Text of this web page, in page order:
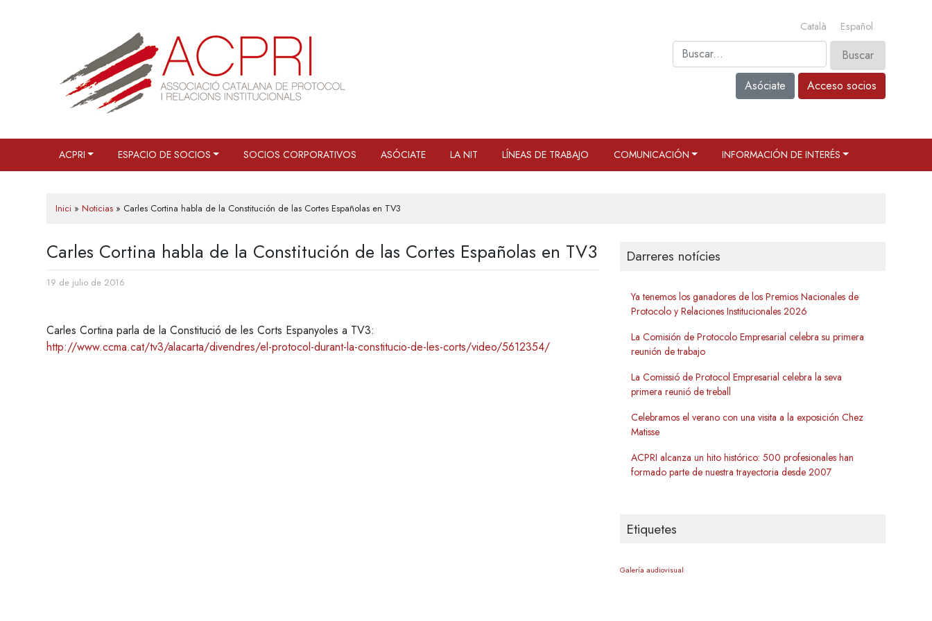
Català Español
Asóciate Acceso socios
ACPRI ESPACIO DE SOCIOS SOCIOS CORPORATIVOS ASÓCIATE LA NIT LÍNEAS DE TRABAJO COMUNICACIÓN INFORMACIÓN DE INTERÉS
Inici» Noticias» Carles Cortina habla de la Constitución de las Cortes Españolas en TV3
Carles Cortina habla de la Constitución de las Cortes Españolas en TV3
19 de julio de 2016
Carles Cortina parla de la Constitució de les Corts Espanyoles a TV3:
http://www.ccma.cat/tv3/alacarta/divendres/el-protocol-durant-la-constitucio-de-les-corts/video/5612354/
Darreres notícies
Ya tenemos los ganadores de los Premios Nacionales de
Protocolo y Relaciones Institucionales 2026
La Comisión de Protocolo Empresarial celebra su primera
reunión de trabajo
La Comissió de Protocol Empresarial celebra la seva
primera reunió de treball
Celebramos el verano con una visita a la exposición Chez
Matisse
ACPRI alcanza un hito histórico: 500 profesionales han
formado parte de nuestra trayectoria desde 2007
Etiquetes
Galería audiovisual